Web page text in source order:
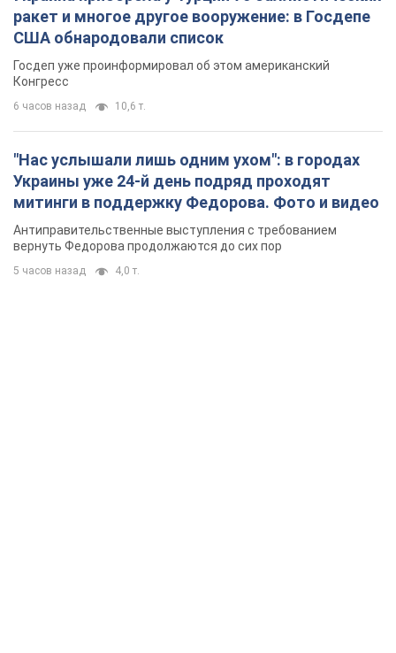
ракет и многое другое вооружение: в Госдепе
США обнародовали список
Госдеп уже проинформировал об этом американский
Конгресс
6 часов назад 10,6 т.
"Нас услышали лишь одним ухом": в городах
Украины уже 24-й день подряд проходят
митинги в поддержку Федорова. Фото и видео
Антиправительственные выступления с требованием
вернуть Федорова продолжаются до сих пор
5 часов назад 4,0 т.